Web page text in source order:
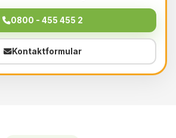
0800 - 455 455 2
Kontaktformular